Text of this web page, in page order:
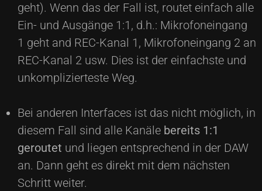
geht). Wenn das der Fall ist, routet einfach alle
Ein- und Ausgänge 1:1, d.h.: Mikrofoneingang
1 geht and REC-Kanal 1, Mikrofoneingang 2 an
REC-Kanal 2 usw. Dies ist der einfachste und
unkomplizierteste Weg.
Bei anderen Interfaces ist das nicht möglich, in
diesem Fall sind alle Kanäle bereits 1:1
geroutet und liegen entsprechend in der DAW
an. Dann geht es direkt mit dem nächsten
Schritt weiter.